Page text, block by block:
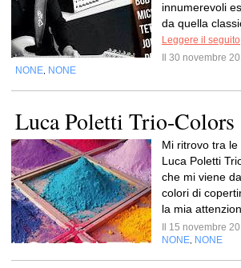
innumerevoli
da quella
Leggere il seguito
Il 30 novembre
NONE NONE
Luca Poletti Trio-Colors
Mi ritrovo tra
Luca Poletti
che mi viene
colori di
la mia
Il 15 novembre
NONE NONE